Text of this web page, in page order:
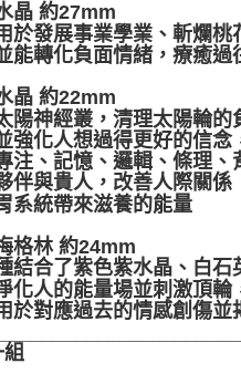
晶 約27mm
於發展事業學業、斬爛
能轉化負面情緒，療癒
晶 約22mm
陽神經叢，清理太陽輪
強化人想過得更好的信念
注、記憶、邏輯、條理、
伴與貴人，改善人際關係
系統帶來滋養的能量
格林 約24mm
結合了紫色紫水晶、白石
化人的能量場並刺激頂
於對應過去的情感創傷
組